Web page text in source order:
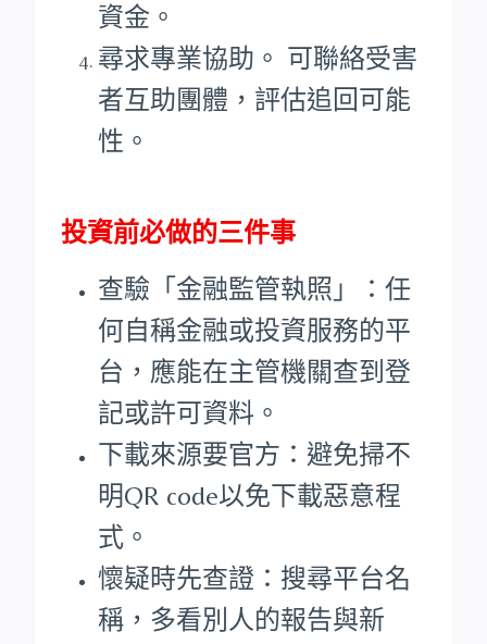
資金。
尋求專業協助。 可聯絡受害
者互助團體，評估追回可能
性。
投資前必做的三件事
查驗「金融監管執照」：任
何自稱金融或投資服務的平
台，應能在主管機關查到登
記或許可資料。
下載來源要官方：避免掃不
明QR code以免下載惡意程
式。
懷疑時先查證：搜尋平台名
稱，多看別人的報告與新